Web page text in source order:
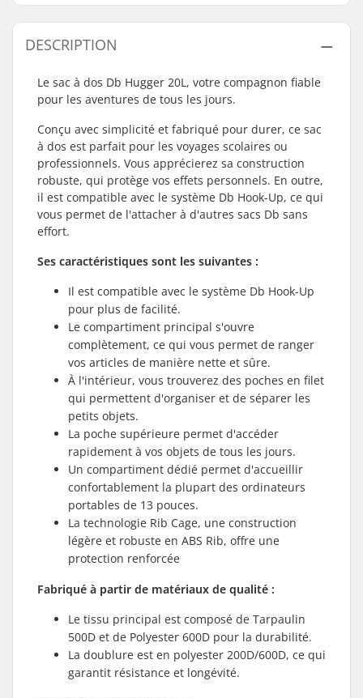
DESCRIPTION
Le sac à dos Db Hugger 20L, votre compagnon fiable
pour les aventures de tous les jours.
Conçu avec simplicité et fabriqué pour durer, ce sac
à dos est parfait pour les voyages scolaires ou
professionnels. Vous apprécierez sa construction
robuste, qui protège vos effets personnels. En outre,
il est compatible avec le système Db Hook-Up, ce qui
vous permet de l'attacher à d'autres sacs Db sans
effort.
Ses caractéristiques sont les suivantes :
Il est compatible avec le système Db Hook-Up
pour plus de facilité.
Le compartiment principal s'ouvre
complètement, ce qui vous permet de ranger
vos articles de manière nette et sûre.
À l'intérieur, vous trouverez des poches en filet
qui permettent d'organiser et de séparer les
petits objets.
La poche supérieure permet d'accéder
rapidement à vos objets de tous les jours.
Un compartiment dédié permet d'accueillir
confortablement la plupart des ordinateurs
portables de 13 pouces.
La technologie Rib Cage, une construction
légère et robuste en ABS Rib, offre une
protection renforcée
Fabriqué à partir de matériaux de qualité :
Le tissu principal est composé de Tarpaulin
500D et de Polyester 600D pour la durabilité.
La doublure est en polyester 200D/600D, ce qui
garantit résistance et longévité.